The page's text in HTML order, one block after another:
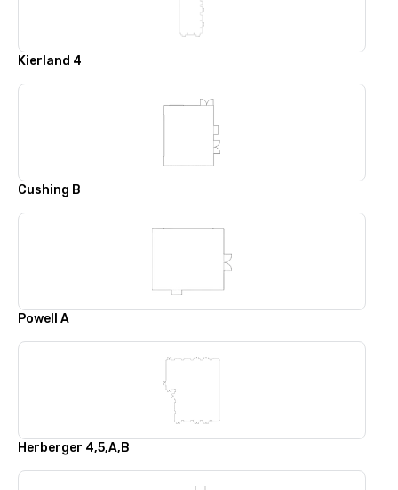
Kierland 4
Cushing B
Powell A
Herberger 4,5,A,B